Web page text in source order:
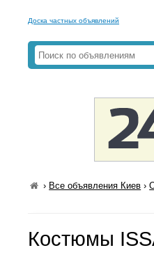
Доска частных объявлений
› Все объявления Киев ›
Костюмы